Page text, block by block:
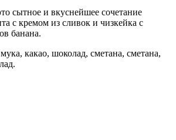
сытное и вкуснейшее сочетание
с кремом из сливок и чизкейка с
банана.
какао, шоколад, сметана, сметана,